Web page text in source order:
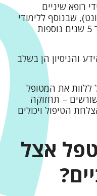
רופא שיניים
), שבנוסף ללימודי
רפואת השיניים, התמחה במשך 5 שנים נוספות
והניסיון הן בשלב
ללוות את המטופל
– תחזוקה
הטיפול ויכולים
אצל